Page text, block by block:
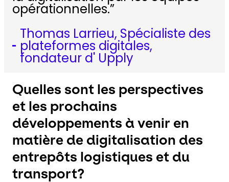
opérationnelles.”
Thomas Larrieu, Spécialiste des
plateformes digitales,
fondateur d' Upply
Quelles sont les perspectives
et les prochains
développements à venir en
matière de digitalisation des
entrepôts logistiques et du
transport?